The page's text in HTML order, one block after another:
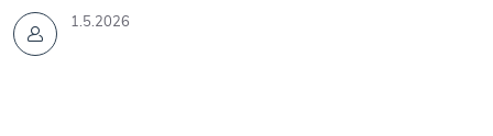
1.5.2026